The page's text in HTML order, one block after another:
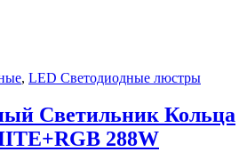
, LED Светодиодные люстры
Светильник Кольца
288W